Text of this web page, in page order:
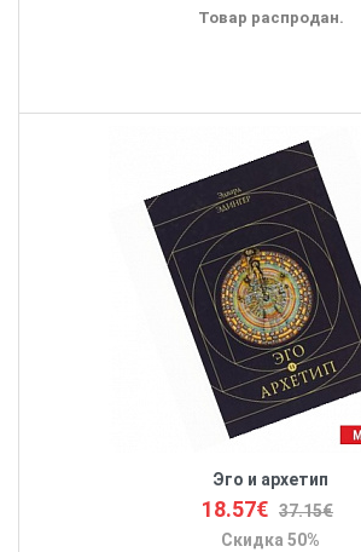
Товар распродан.
Эго и архетип
18.57€ 37.15€
Скидка 50%